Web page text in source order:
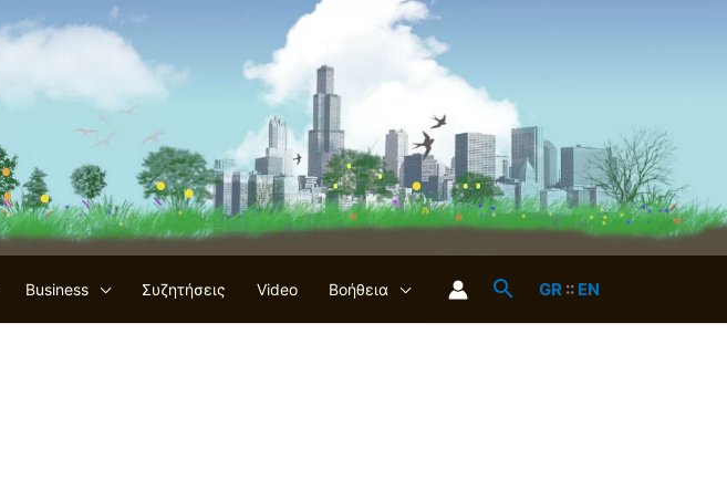
Business Συζητήσεις Video Βοήθεια GR :: EN